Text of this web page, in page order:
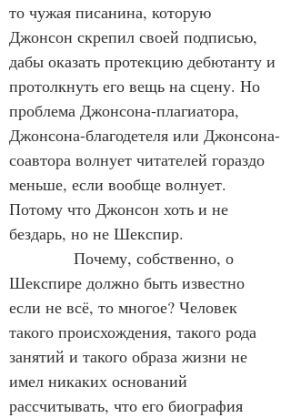
то чужая писанина, которую
Джонсон скрепил своей подписью,
дабы оказать протекцию дебютанту и
протолкнуть его вещь на сцену. Но
проблема Джонсона-плагиатора,
Джонсона-благодетеля или Джонсона-
соавтора волнует читателей гораздо
меньше, если вообще волнует.
Потому что Джонсон хоть и не
бездарь, но не Шекспир.
Почему, собственно, о
Шекспире должно быть известно
если не всё, то многое? Человек
такого происхождения, такого рода
занятий и такого образа жизни не
имел никаких оснований
рассчитывать, что его биография